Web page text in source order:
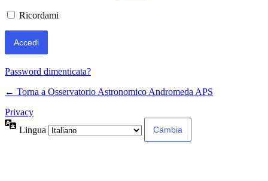
Ricordami
Password dimenticata?
← Torna a Osservatorio Astronomico Andromeda APS
Privacy
Lingua